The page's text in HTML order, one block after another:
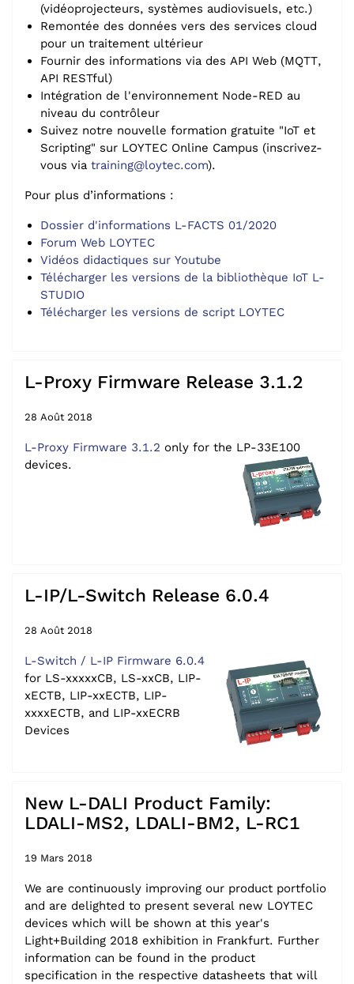
(vidéoprojecteurs, systèmes audiovisuels, etc.)
Remontée des données vers des services cloud
pour un traitement ultérieur
Fournir des informations via des API Web (MQTT,
API RESTful)
Intégration de l'environnement Node-RED au
niveau du contrôleur
Suivez notre nouvelle formation gratuite "IoT et
Scripting" sur LOYTEC Online Campus (inscrivez-
vous via training@loytec.com).
Pour plus d’informations :
Dossier d'informations L-FACTS 01/2020
Forum Web LOYTEC
Vidéos didactiques sur Youtube
Télécharger les versions de la bibliothèque IoT L-
STUDIO
Télécharger les versions de script LOYTEC
L-Proxy Firmware Release 3.1.2
28 Août 2018
L-Proxy Firmware 3.1.2 only for the LP-33E100
devices.
L-IP/L-Switch Release 6.0.4
28 Août 2018
L-Switch / L-IP Firmware 6.0.4
for LS-xxxxxCB, LS-xxCB, LIP-
xECTB, LIP-xxECTB, LIP-
xxxxECTB, and LIP-xxECRB
Devices
New L-DALI Product Family:
LDALI-MS2, LDALI-BM2, L-RC1
19 Mars 2018
We are continuously improving our product portfolio
and are delighted to present several new LOYTEC
devices which will be shown at this year's
Light+Building 2018 exhibition in Frankfurt. Further
information can be found in the product
specification in the respective datasheets that will